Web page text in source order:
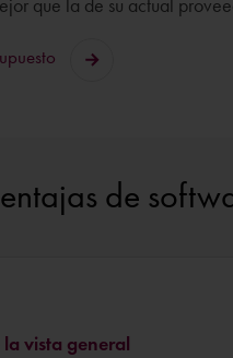
de
vista general